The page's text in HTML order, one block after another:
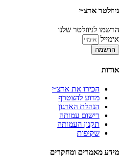
ניוזלטר ארצ״י
הרשמו לניוזלטר שלנו
אימייל
הרשמה
אודות
הכירו את ארצ״י
מדוע להצטרף
הנהלת הארגון
רישום עמותה
תקנון העמותה
שקיפות
מידע מאמרים ומחקרים